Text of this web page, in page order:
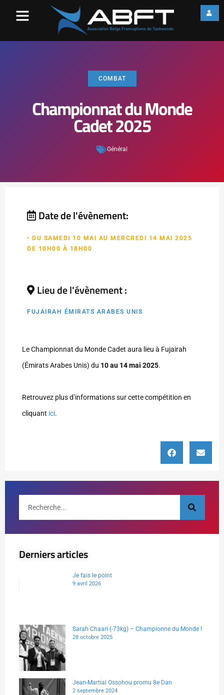
COMBAT
Championnat du Monde
Cadet 2025
Général
Date de l'évènement:
• DU SAMEDI 10 MAI AU MERCREDI 14 MAI 2025
DE 10H00 À 18H00
Lieu de l'évènement :
FUJAIRAH ÉMIRATS ARABES UNIS
Le Championnat du Monde Cadet aura lieu à Fujairah
(Émirats Arabes Unis) du 10 au 14 mai 2025.
Retrouvez plus d’informations sur cette compétition en
cliquant ici.
Derniers articles
Je fais le point
9 avril 2026
Sarah Chaari (-73kg) – Championne du Monde !
28 octobre 2025
Jean-Martial Ossohou promu 8e Dan
2 septembre 2024